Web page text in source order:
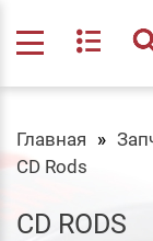
Главная
CD Rods
CD RODS